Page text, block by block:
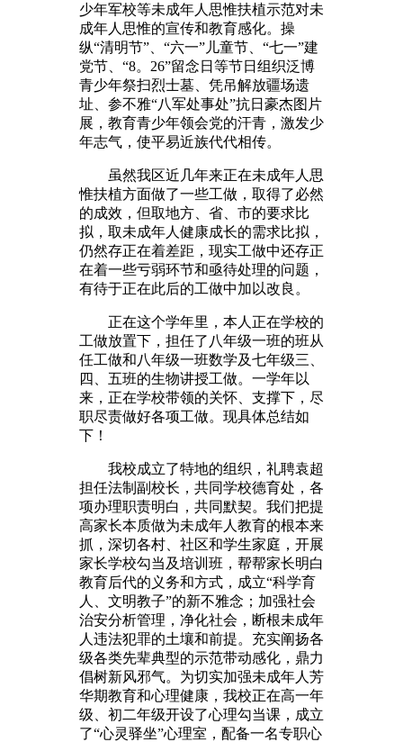
少年军校等未成年人思惟扶植示范对未
成年人思惟的宣传和教育感化。操
纵“清明节”、“六一”儿童节、“七一”建
党节、“8。26”留念日等节日组织泛博
青少年祭扫烈士墓、凭吊解放疆场遗
址、参不雅“八军处事处”抗日豪杰图片
展，教育青少年领会党的汗青，激发少
年志气，使平易近族代代相传。
虽然我区近几年来正在未成年人思
惟扶植方面做了一些工做，取得了必然
的成效，但取地方、省、市的要求比
拟，取未成年人健康成长的需求比拟，
仍然存正在着差距，现实工做中还存正
在着一些亏弱环节和亟待处理的问题，
有待于正在此后的工做中加以改良。
正在这个学年里，本人正在学校的
工做放置下，担任了八年级一班的班从
任工做和八年级一班数学及七年级三、
四、五班的生物讲授工做。一学年以
来，正在学校带领的关怀、支撑下，尽
职尽责做好各项工做。现具体总结如
下！
我校成立了特地的组织，礼聘袁超
担任法制副校长，共同学校德育处，各
项办理职责明白，共同默契。我们把提
高家长本质做为未成年人教育的根本来
抓，深切各村、社区和学生家庭，开展
家长学校勾当及培训班，帮帮家长明白
教育后代的义务和方式，成立“科学育
人、文明教子”的新不雅念；加强社会
治安分析管理，净化社会，断根未成年
人违法犯罪的土壤和前提。充实阐扬各
级各类先辈典型的示范带动感化，鼎力
倡树新风邪气。为切实加强未成年人芳
华期教育和心理健康，我校正在高一年
级、初二年级开设了心理勾当课，成立
了“心灵驿坐”心理室，配备一名专职心